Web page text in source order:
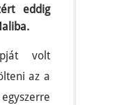
eddig
volt
az a